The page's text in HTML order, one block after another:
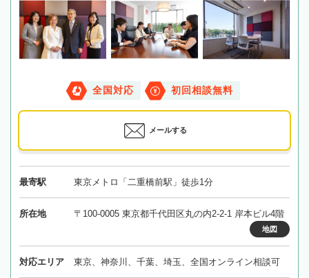
全国対応 初回相談無料
メールする
最寄駅 東京メトロ「二重橋前駅」徒歩1分
所在地 〒100-0005 東京都千代田区丸の内2-2-1 岸本ビル4階
地図
対応エリア 東京、神奈川、千葉、埼玉、全国オンライン相談可